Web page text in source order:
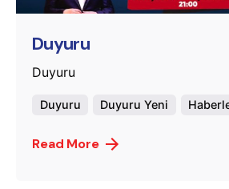
Duyuru
Duyuru
Duyuru Duyuru Yeni
Read More